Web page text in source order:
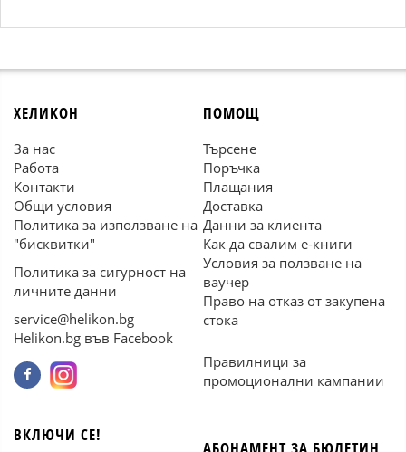
ХЕЛИКОН
За нас
Работа
Контакти
Общи условия
Политика за използване на
"бисквитки"
Политика за сигурност на
личните данни
service@helikon.bg
Helikon.bg във Facebook
ПОМОЩ
Търсене
Поръчка
Плащания
Доставка
Данни за клиента
Как да свалим е-книги
Условия за ползване на
ваучер
Право на отказ от закупена
стока
Правилници за
промоционални кампании
ВКЛЮЧИ СЕ!